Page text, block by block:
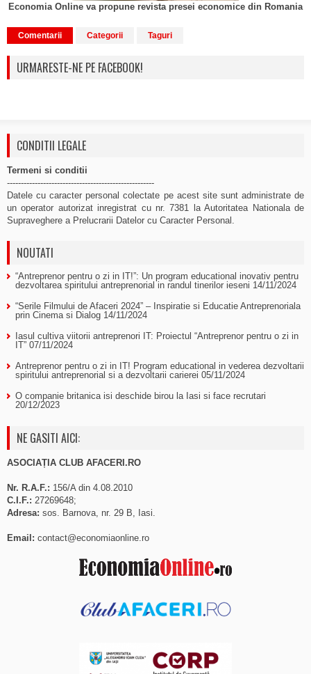
Economia Online va propune revista presei economice din Romania
Comentarii Categorii Taguri
URMARESTE-NE PE FACEBOOK!
CONDITII LEGALE
Termeni si conditii
-----------------------------------------------------
Datele cu caracter personal colectate pe acest site sunt administrate de
un operator autorizat inregistrat cu nr. 7381 la Autoritatea Nationala de
Supraveghere a Prelucrarii Datelor cu Caracter Personal.
NOUTATI
“Antreprenor pentru o zi in IT!”: Un program educational inovativ pentru
dezvoltarea spiritului antreprenorial in randul tinerilor ieseni 14/11/2024
“Serile Filmului de Afaceri 2024” – Inspiratie si Educatie Antreprenoriala
prin Cinema si Dialog 14/11/2024
Iasul cultiva viitorii antreprenori IT: Proiectul “Antreprenor pentru o zi in
IT” 07/11/2024
Antreprenor pentru o zi in IT! Program educational in vederea dezvoltarii
spiritului antreprenorial si a dezvoltarii carierei 05/11/2024
O companie britanica isi deschide birou la Iasi si face recrutari
20/12/2023
NE GASITI AICI:
ASOCIAȚIA CLUB AFACERI.RO
Nr. R.A.F.: 156/A din 4.08.2010
C.I.F.: 27269648;
Adresa: sos. Barnova, nr. 29 B, Iasi.
Email: contact@economiaonline.ro